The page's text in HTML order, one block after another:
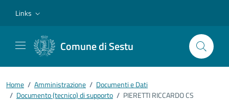
Links
Comune di Sestu
Home / Amministrazione / Documenti e Dati
/ Documento (tecnico) di supporto / PIERETTI RICCARDO CS